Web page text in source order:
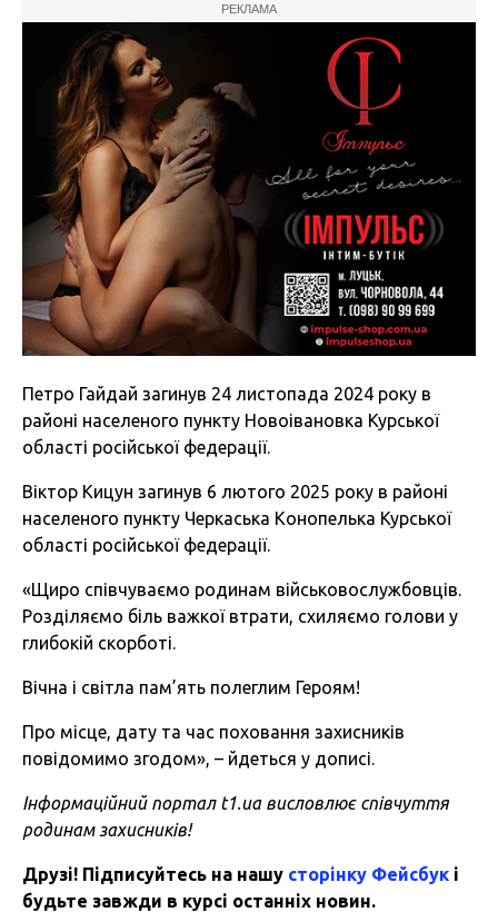
РЕКЛАМА
Петро Гайдай загинув 24 листопада 2024 року в
районі населеного пункту Новоівановка Курської
області російської федерації.
Віктор Кицун загинув 6 лютого 2025 року в районі
населеного пункту Черкаська Конопелька Курської
області російської федерації.
«Щиро співчуваємо родинам військовослужбовців.
Розділяємо біль важкої втрати, схиляємо голови у
глибокій скорботі.
Вічна і світла пам’ять полеглим Героям!
Про місце, дату та час поховання захисників
повідомимо згодом», – йдеться у дописі.
Інформаційний портал t1.ua висловлює співчуття
родинам захисників!
Друзі! Підписуйтесь на нашу сторінку Фейсбук і
будьте завжди в курсі останніх новин.